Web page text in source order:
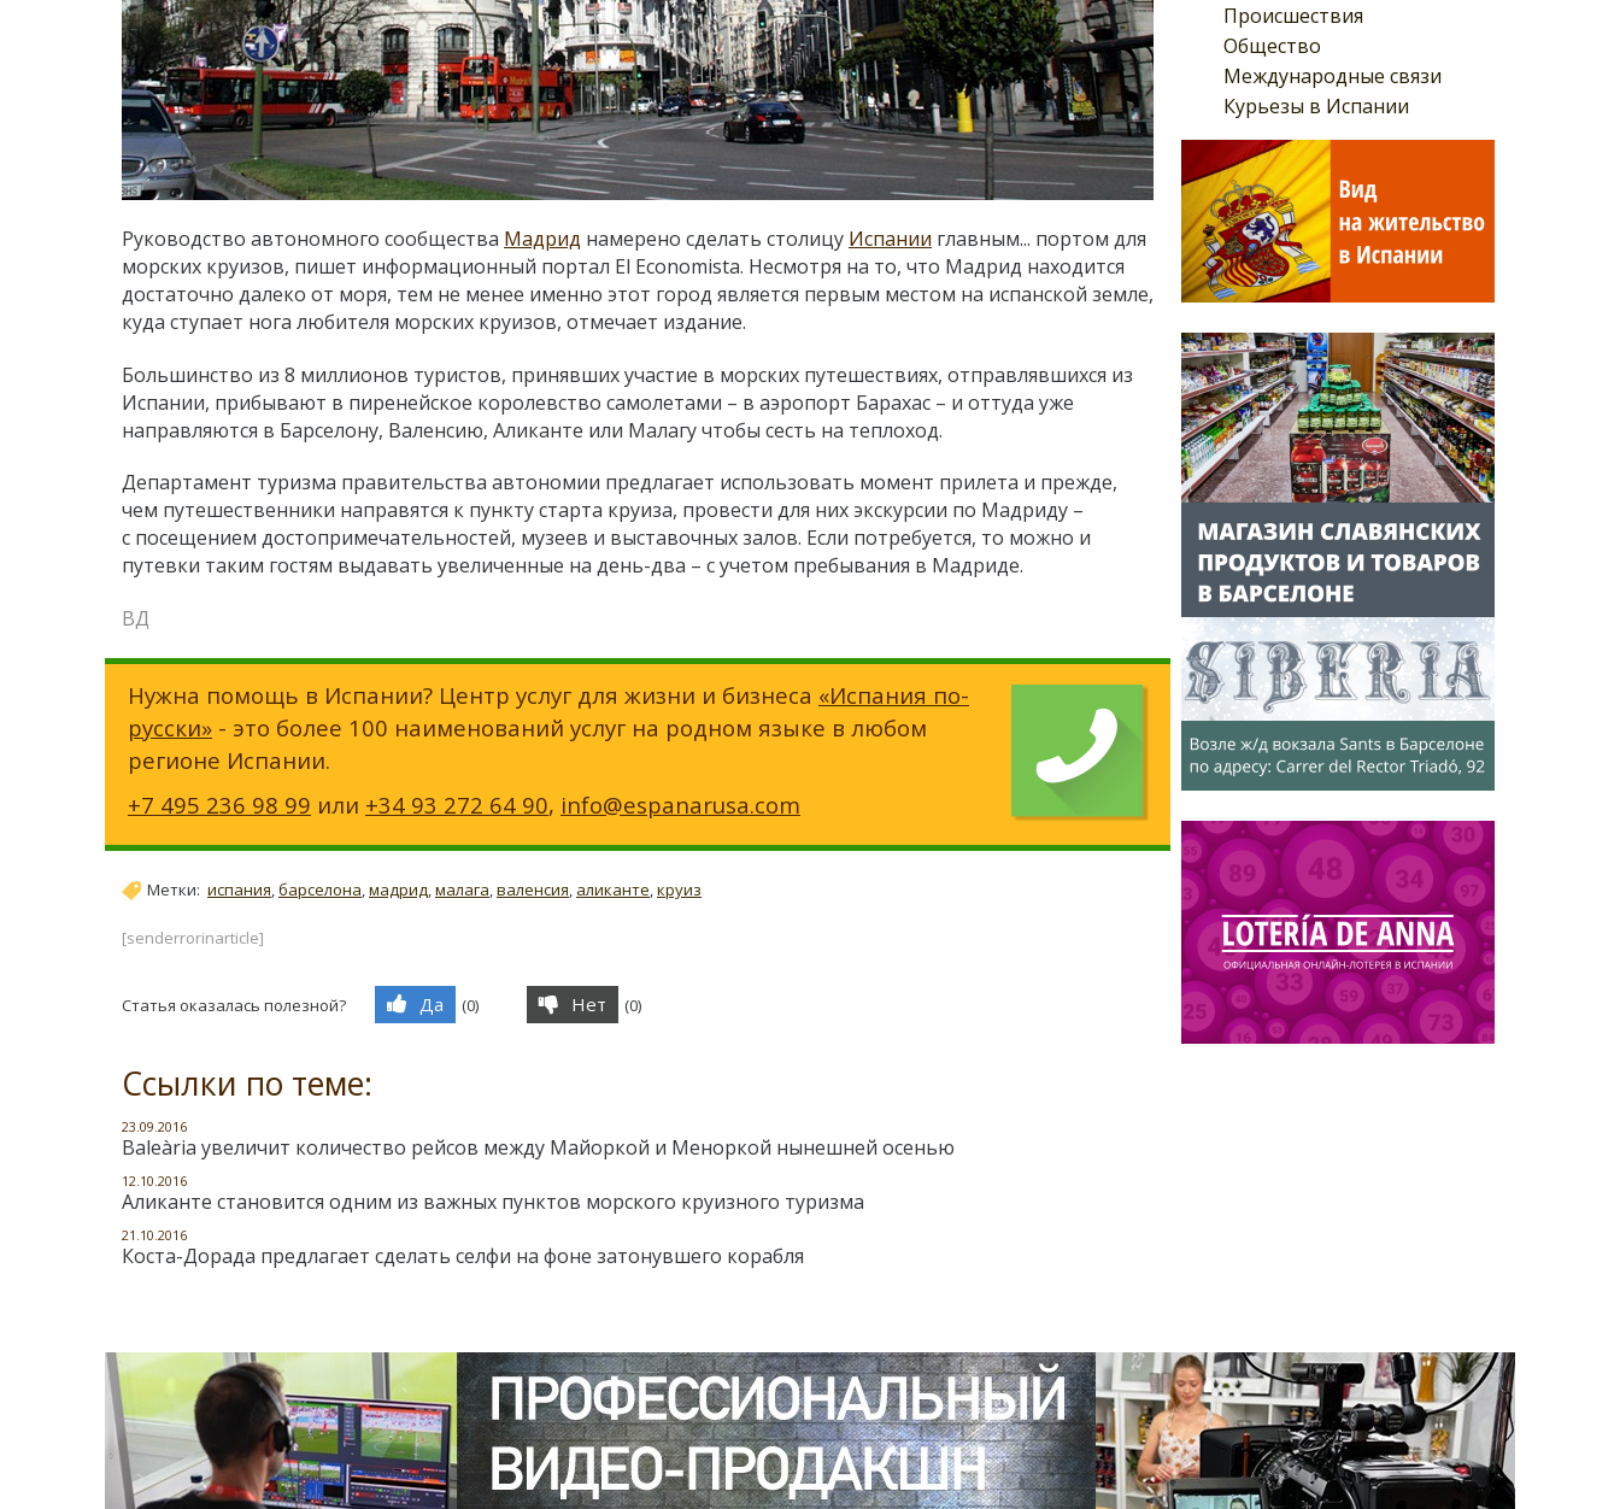
Происшествия
Общество
Международные связи
Курьезы в Испании
Руководство автономного сообщества Мадрид намерено сделать столицу Испании главным... портом для
морских круизов, пишет информационный портал El Economista. Несмотря на то, что Мадрид находится
достаточно далеко от моря, тем не менее именно этот город является первым местом на испанской земле,
куда ступает нога любителя морских круизов, отмечает издание.
Большинство из 8 миллионов туристов, принявших участие в морских путешествиях, отправлявшихся из
Испании, прибывают в пиренейское королевство самолетами – в аэропорт Барахас – и оттуда уже
направляются в Барселону, Валенсию, Аликанте или Малагу чтобы сесть на теплоход.
Департамент туризма правительства автономии предлагает использовать момент прилета и прежде,
чем путешественники направятся к пункту старта круиза, провести для них экскурсии по Мадриду –
с посещением достопримечательностей, музеев и выставочных залов. Если потребуется, то можно и
путевки таким гостям выдавать увеличенные на день-два – с учетом пребывания в Мадриде.
ВД
Нужна помощь в Испании? Центр услуг для жизни и бизнеса «Испания по-
русски» - это более 100 наименований услуг на родном языке в любом
регионе Испании.
+7 495 236 98 99 или +34 93 272 64 90, info@espanarusa.com
Метки: испания,барселона,мадрид,малага,валенсия, аликанте,круиз
[senderrorinarticle]
Статья оказалась полезной? Да (0) Нет (0)
Ссылки по теме:
23.09.2016
Baleària увеличит количество рейсов между Майоркой и Меноркой нынешней осенью
12.10.2016
Аликанте становится одним из важных пунктов морского круизного туризма
21.10.2016
Коста-Дорада предлагает сделать селфи на фоне затонувшего корабля